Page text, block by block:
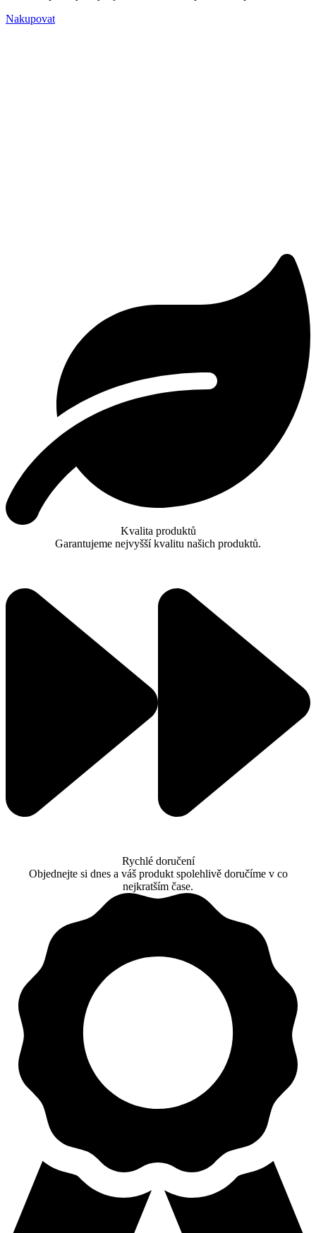
Nakupovat
Kvalita produktů
Garantujeme nejvyšší kvalitu našich produktů.
Rychlé doručení
Objednejte si dnes a váš produkt spolehlivě doručíme v co
nejkratším čase.